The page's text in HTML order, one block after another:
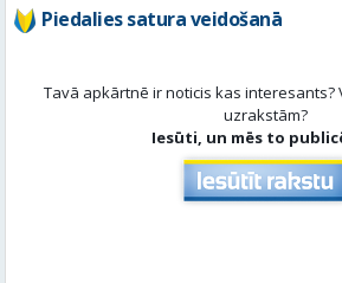
Piedalies satura veidošanā
Tavā apkārtnē ir noticis kas interesants?
uzrakstām?
Iesūti, un mēs to